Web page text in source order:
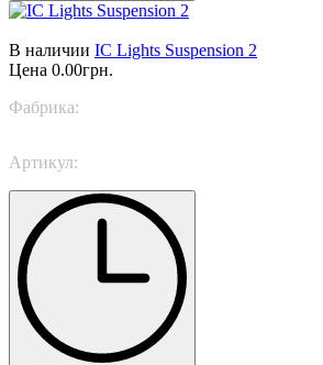
В наличии IC Lights Suspension 2
Цена 0.00грн.
Фабрика:
Артикул: